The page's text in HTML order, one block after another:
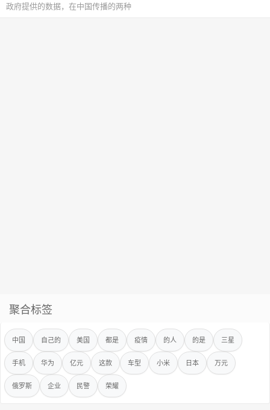
政府提供的数据，在中国传播的两种
聚合标签
中国 自己的 美国 都是 疫情 的人 的是 三星
手机 华为 亿元 这款 车型 小米 日本 万元
俄罗斯 企业 民警 荣耀